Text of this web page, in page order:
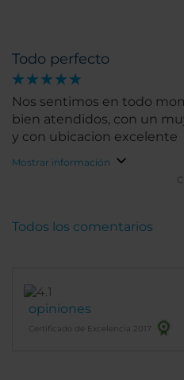
Todo perfecto
Nos sentimos en todo
bien atendidos, con un
y con ubicacion excelente
Mostrar información
opiniones
Certificado de Excelencia 2017
Todos los comentarios